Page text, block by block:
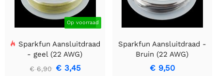
Op voorraad
Sparkfun Aansluitdraad
- geel (22 AWG)
€ 6,90 € 3,45
Sparkfun Aansluitdraad -
Bruin (22 AWG)
€ 9,50